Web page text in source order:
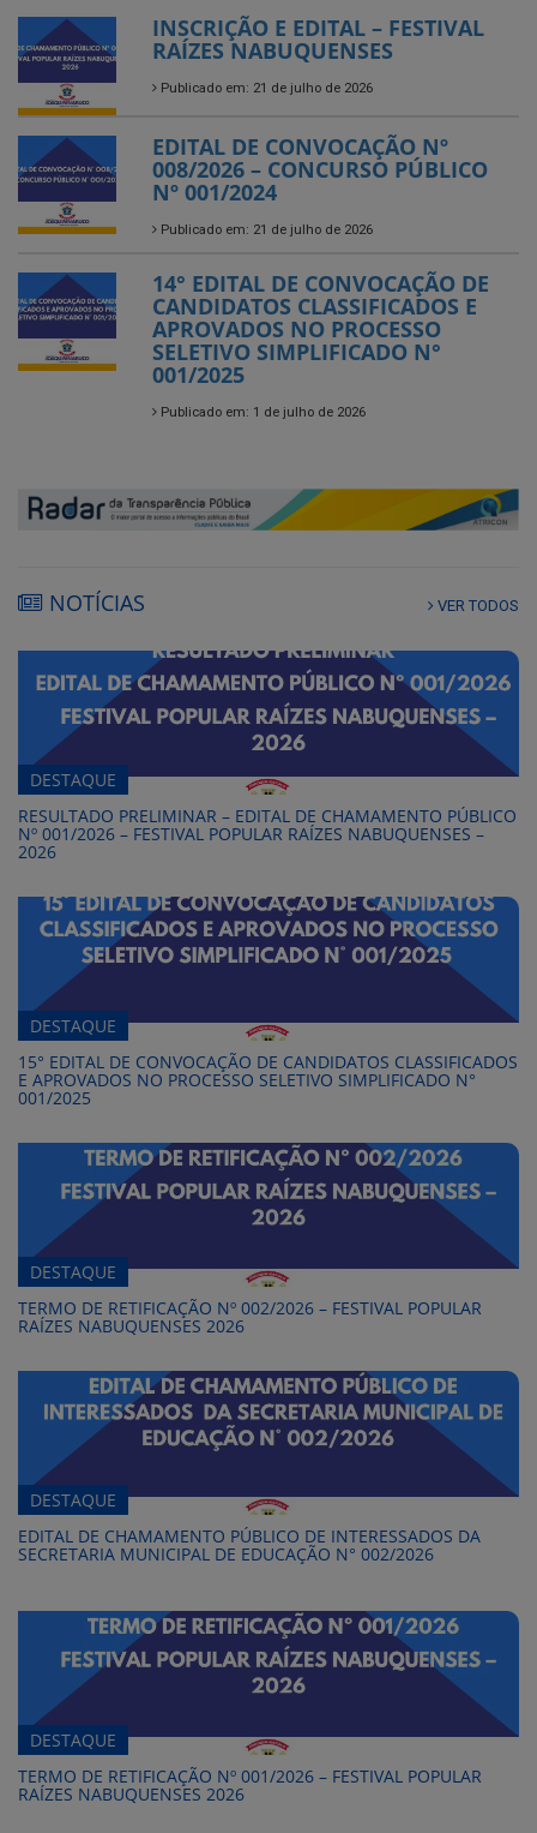
INSCRIÇÃO E EDITAL – FESTIVAL
RAÍZES NABUQUENSES
Publicado em: 21 de julho de 2026
EDITAL DE CONVOCAÇÃO Nº
008/2026 – CONCURSO PÚBLICO
Nº 001/2024
Publicado em: 21 de julho de 2026
14° EDITAL DE CONVOCAÇÃO DE
CANDIDATOS CLASSIFICADOS E
APROVADOS NO PROCESSO
SELETIVO SIMPLIFICADO N°
001/2025
Publicado em: 1 de julho de 2026
NOTÍCIAS VER TODOS
DESTAQUE
RESULTADO PRELIMINAR – EDITAL DE CHAMAMENTO PÚBLICO
Nº 001/2026 – FESTIVAL POPULAR RAÍZES NABUQUENSES –
2026
DESTAQUE
15° EDITAL DE CONVOCAÇÃO DE CANDIDATOS CLASSIFICADOS
E APROVADOS NO PROCESSO SELETIVO SIMPLIFICADO N°
001/2025
DESTAQUE
TERMO DE RETIFICAÇÃO Nº 002/2026 – FESTIVAL POPULAR
RAÍZES NABUQUENSES 2026
DESTAQUE
EDITAL DE CHAMAMENTO PÚBLICO DE INTERESSADOS DA
SECRETARIA MUNICIPAL DE EDUCAÇÃO N° 002/2026
DESTAQUE
TERMO DE RETIFICAÇÃO Nº 001/2026 – FESTIVAL POPULAR
RAÍZES NABUQUENSES 2026